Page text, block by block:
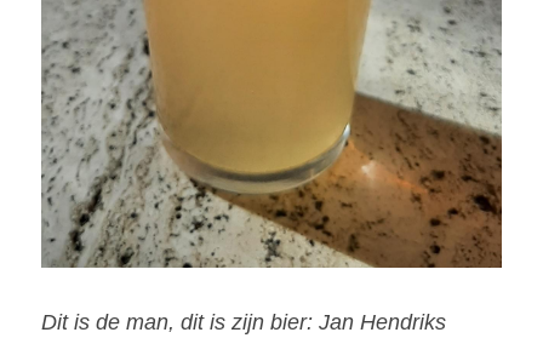
Dit is de man, dit is zijn bier: Jan Hendriks